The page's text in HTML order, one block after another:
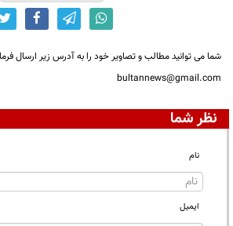
شما می توانید مطالب و تصاویر خود را به آدرس زیر ارسال
bultannews@gmail.com
نظر شما
نام
ایمیل